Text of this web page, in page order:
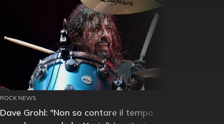
ROCK NEWS
Dave Grohl: "Non so contare il tempo